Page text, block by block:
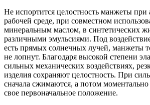
Не испортится целостность манжеты при
рабочей среде, при совместном
минеральным маслом, в синтетических
различными эмульсиями. Под
есть прямых солнечных лучей, манжеты
не лопнут. Благодаря высокой степени
сильных механических воздействиях,
изделия сохраняют целостность. При
сначала сжимаются, а потом
свое первоначальное положение.